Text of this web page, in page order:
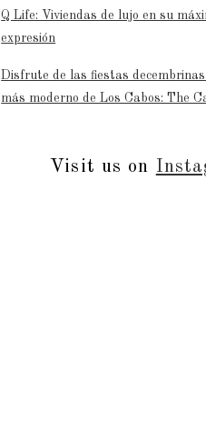
Q Life: Viviendas de lujo en su
expresión
Disfrute de las fiestas decembrinas
más moderno de Los Cabos: The
Visit us on